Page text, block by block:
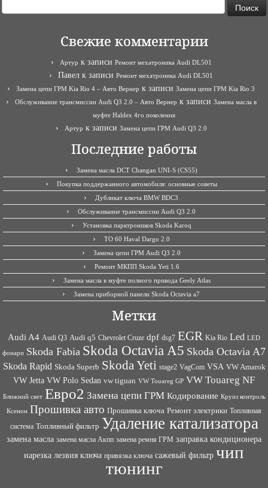
Свежие комментарии
Артур к записи Ремонт мехатроника Audi DL501
Павел к записи Ремонт мехатроника Audi DL501
Замена цепи ГРМ Kia Rio 4 – Авто Вернер к записи Замена цепи ГРМ Kia Rio 3
Обслуживание трансмиссии Audi Q3 2.0 – Авто Вернер к записи Замена масла в
муфте Haldex 4го поколения
Артур к записи Замена цепи ГРМ Audi Q3 2.0
Последние работы
Замена масла DCT Changan UNI-S (CS55)
Покупка поддержанного автомобиля: основные советы
Дубликат ключа BMW BDC3
Обслуживание трансмиссии Audi Q3 2.0
Установка парктроников Skoda Karoq
ТО 60 Haval Dargo 2.0
Замена цепи ГРМ Audi Q3 2.0
Ремонт МКПП Skoda Yeti 1.6
Замена масла в муфте полного привода Geely Atlas
Замена приборной панели Skoda Octavia a7
Метки
Audi A4 Audi Q3 Audi q5 Chevrolet Cruze dpf dsg7 EGR Kia Rio Led LED
фонари Skoda Fabia Skoda Octavia A5 Skoda Octavia A7
Skoda Rapid Skoda Superb Skoda Yeti stage2 VagCom VSA VW Amarok
VW Jetta VW Polo Sedan vw tiguan VW Touareg GP VW Touareg NF
Ближний свет Евро2 Замена цепи ГРМ Кодирование Круиз контроль
Ксенон Прошивка авто Прошивка ключа Ремонт электрики Топливная
система Топливный фильтр Удаление катализатора
замена масла замена масла Акпп замена ремня ГРМ заправка кондиционера
нарезка лезвия ключа привязка ключа сажевый фильтр чип
тюнинг